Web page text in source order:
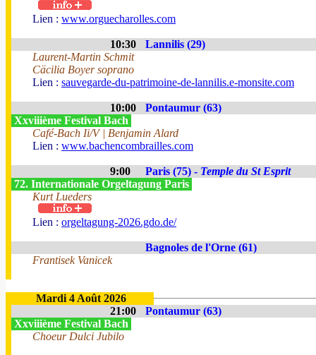
Lien : www.orguecharolles.com
10:30
Lannilis (29)
Laurent-Martin Schmit
Cäcilia Boyer soprano
Lien : sauvegarde-du-patrimoine-de-lannilis.e-monsite.com
10:00
Pontaumur (63)
Xxviiième Festival Bach
Café-Bach Ii/V | Benjamin Alard
Lien : www.bachencombrailles.com
9:00 Paris (75) - Temple du St Esprit
72. Internationale Orgeltagung Paris
Kurt Lueders
Lien : orgeltagung-2026.gdo.de/
Bagnoles de l'Orne (61)
Frantisek Vanicek
Mardi 4 Août 2026
21:00
Pontaumur (63)
Xxviiième Festival Bach
Choeur Dulci Jubilo